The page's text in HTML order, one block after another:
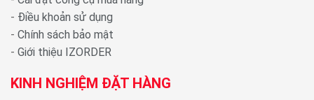
- Điều khoản sử dụng
- Chính sách bảo mật
- Giới thiệu IZORDER
KINH NGHIỆM ĐẶT HÀNG